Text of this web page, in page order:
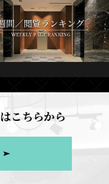
こちらから